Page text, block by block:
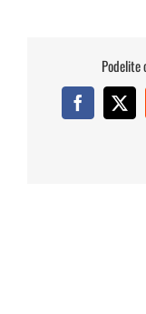
Podelite
Facebook
X